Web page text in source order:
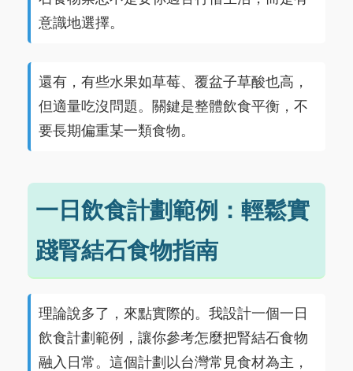
意識地選擇。
還有，有些水果如草莓、覆盆子草酸也高，
但適量吃沒問題。關鍵是整體飲食平衡，不
要長期偏重某一類食物。
一日飲食計劃範例：輕鬆實
踐腎結石食物指南
理論說多了，來點實際的。我設計一個一日
飲食計劃範例，讓你參考怎麼把腎結石食物
融入日常。這個計劃以台灣常見食材為主，